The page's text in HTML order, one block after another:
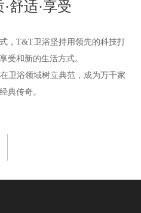
舒适·享受
，T&T卫浴坚持用领先的科技打
受和新的生活方式。
卫浴领域树立典范，成为万千家
典传奇。